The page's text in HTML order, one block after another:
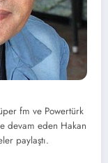
fm ve Powertürk
devam eden Hakan
paylaştı.